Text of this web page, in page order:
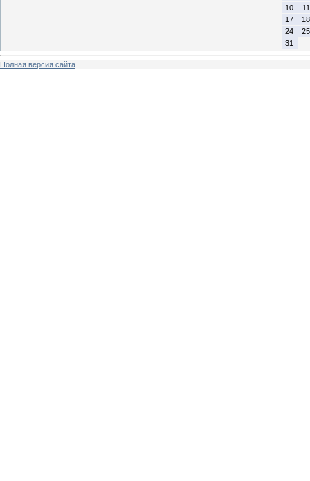
10
11
17
18
24
25
31
Полная версия сайта